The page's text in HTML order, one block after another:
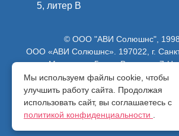
5, литер В
© ООО "АВИ Солюшнс",
ООО «АВИ Солюшнс». 197022, г.
Медиков, д.5, лит. В, ч. пом. 7-Н,
ИНН 7813470830 / КПП 781301001 /
Политика
Мы используем файлы cookie, чтобы
улучшить работу сайта. Продолжая
использовать сайт, вы соглашаетесь с
политикой конфиденциальности